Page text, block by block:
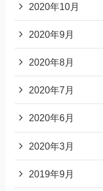
2020年10月
2020年9月
2020年8月
2020年7月
2020年6月
2020年3月
2019年9月